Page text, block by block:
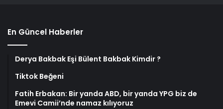
En Güncel Haberler
Derya Bakbak Eşi Bülent Bakbak Kimdir ?
Tiktok Beğeni
Fatih Erbakan: Bir yanda ABD, bir yanda YPG biz de
Emevi Camii’nde namaz kılıyoruz